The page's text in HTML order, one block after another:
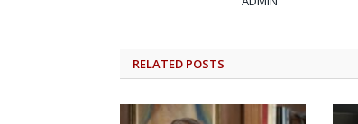
RELATED POSTS